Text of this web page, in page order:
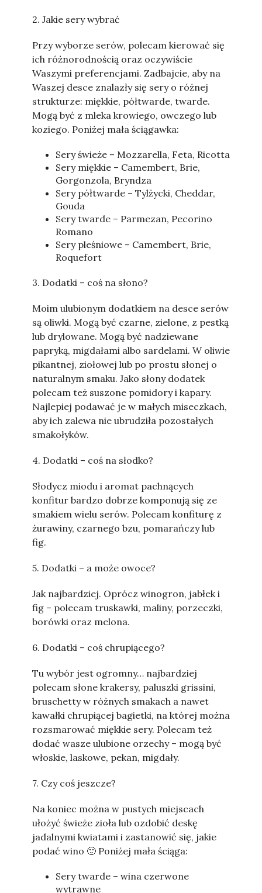
2. Jakie sery wybrać
Przy wyborze serów, polecam kierować się
ich różnorodnością oraz oczywiście
Waszymi preferencjami. Zadbajcie, aby na
Waszej desce znalazły się sery o różnej
strukturze: miękkie, półtwarde, twarde.
Mogą być z mleka krowiego, owczego lub
koziego. Poniżej mała ściągawka:
Sery świeże – Mozzarella, Feta, Ricotta
Sery miękkie – Camembert, Brie,
Gorgonzola, Bryndza
Sery półtwarde – Tylżycki, Cheddar,
Gouda
Sery twarde – Parmezan, Pecorino
Romano
Sery pleśniowe – Camembert, Brie,
Roquefort
3. Dodatki – coś na słono?
Moim ulubionym dodatkiem na desce serów
są oliwki. Mogą być czarne, zielone, z pestką
lub drylowane. Mogą być nadziewane
papryką, migdałami albo sardelami. W oliwie
pikantnej, ziołowej lub po prostu słonej o
naturalnym smaku. Jako słony dodatek
polecam też suszone pomidory i kapary.
Najlepiej podawać je w małych miseczkach,
aby ich zalewa nie ubrudziła pozostałych
smakołyków.
4. Dodatki – coś na słodko?
Słodycz miodu i aromat pachnących
konfitur bardzo dobrze komponują się ze
smakiem wielu serów. Polecam konfiturę z
żurawiny, czarnego bzu, pomarańczy lub
fig.
5. Dodatki – a może owoce?
Jak najbardziej. Oprócz winogron, jabłek i
fig – polecam truskawki, maliny, porzeczki,
borówki oraz melona.
6. Dodatki – coś chrupiącego?
Tu wybór jest ogromny… najbardziej
polecam słone krakersy, paluszki grissini,
bruschetty w różnych smakach a nawet
kawałki chrupiącej bagietki, na której można
rozsmarować miękkie sery. Polecam też
dodać wasze ulubione orzechy – mogą być
włoskie, laskowe, pekan, migdały.
7. Czy coś jeszcze?
Na koniec można w pustych miejscach
ułożyć świeże zioła lub ozdobić deskę
jadalnymi kwiatami i zastanowić się, jakie
podać wino 🙂 Poniżej mała ściąga:
Sery twarde – wina czerwone
wytrawne